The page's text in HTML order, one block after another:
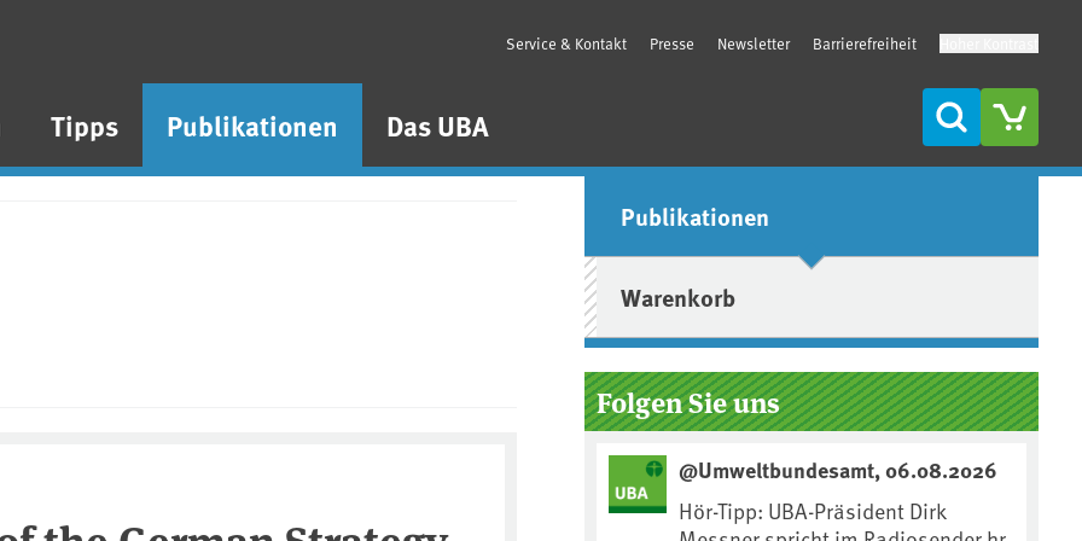
Tipps Publikationen Das UBA
Service & Kontakt Presse Newsletter Barrierefreiheit
Suche
Seitenleiste
Publikationen
Warenkorb
Folgen Sie uns
@Umweltbundesamt, 06.08.2026
Hör-Tipp: UBA-Präsident Dirk